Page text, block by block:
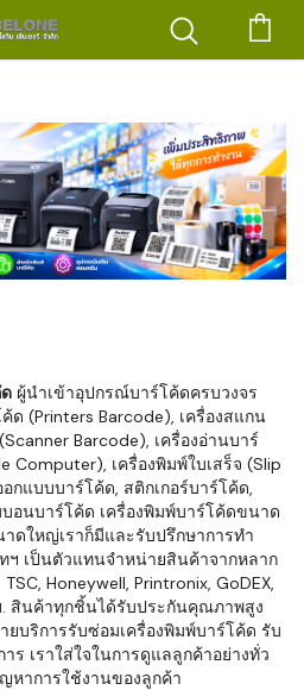
ผู้นำเข้าอุปกรณ์บาร์โค้ดครบวงจร
ด (Printers Barcode), เครื่องสแกน
Barcode), เครื่องอ่านบาร์
Computer), เครื่องพิมพ์ใบเสร็จ (Slip
กแบบบาร์โค้ด, สติกเกอร์บาร์โค้ด,
อนบาร์โค้ด เครื่องพิมพ์บาร์โค้ดขนาด
ดใหญ่เราก็มีและรับปรึกษาการทำ
เป็นตัวแทนจำหน่ายสินค้าจากหลาก
Honeywell, Printronix, GoDEX,
. สินค้าทุกชิ้นได้รับประกันคุณภาพสูง
บริการรับซ่อมเครื่องพิมพ์บาร์โค้ด รับ
ร เราใส่ใจในการดูแลลูกค้าอย่างทั่ว
หาการใช้งานของลูกค้า